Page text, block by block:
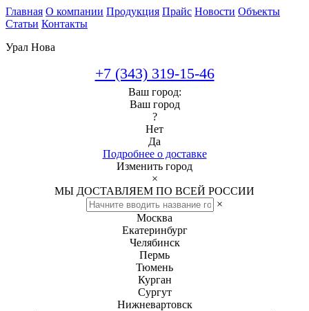
Главная О компании Продукция Прайс Новости Объекты
Статьи Контакты
Урал Нова
+7 (343) 319-15-46
Ваш город:
Ваш город
?
Нет
Да
Подробнее о доставке
Изменить город
×
МЫ ДОСТАВЛЯЕМ ПО ВСЕЙ РОССИИ
×
Москва
Екатеринбург
Челябинск
Пермь
Тюмень
Курган
Сургут
Нижневартовск